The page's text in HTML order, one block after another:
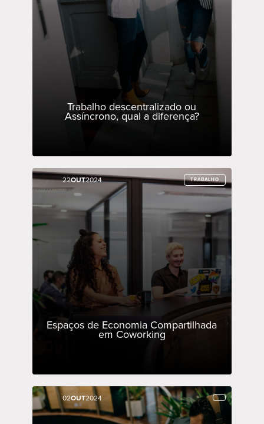
Trabalho descentralizado ou
Assíncrono, qual a diferença?
22OUT2024 TRABALHO
Espaços de Economia Compartilhada
em Coworking
22OUT2024 TRABALHO
02OUT2024
02OUT2024